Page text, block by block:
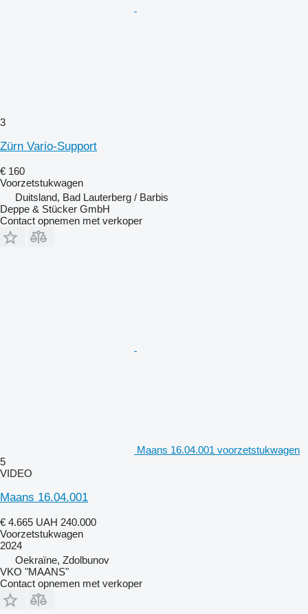
3
Zürn Vario-Support
€ 160
Voorzetstukwagen
Duitsland, Bad Lauterberg / Barbis
Deppe & Stücker GmbH
Contact opnemen met verkoper
Maans 16.04.001 voorzetstukwagen
5
VIDEO
Maans 16.04.001
€ 4.665 UAH 240.000
Voorzetstukwagen
2024
Oekraïne, Zdolbunov
VKO "MAANS"
Contact opnemen met verkoper